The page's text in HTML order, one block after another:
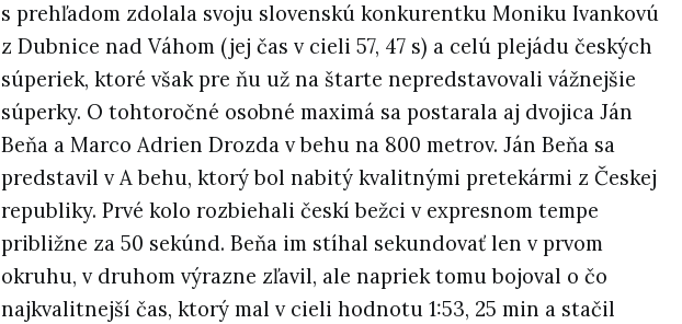
s prehľadom zdolala svoju slovenskú konkurentku Moniku Ivankovú
z Dubnice nad Váhom (jej čas v cieli 57, 47 s) a celú plejádu českých
súperiek, ktoré však pre ňu už na štarte nepredstavovali vážnejšie
súperky. O tohtoročné osobné maximá sa postarala aj dvojica Ján
Beňa a Marco Adrien Drozda v behu na 800 metrov. Ján Beňa sa
predstavil v A behu, ktorý bol nabitý kvalitnými pretekármi z Českej
republiky. Prvé kolo rozbiehali českí bežci v expresnom tempe
približne za 50 sekúnd. Beňa im stíhal sekundovať len v prvom
okruhu, v druhom výrazne zľavil, ale napriek tomu bojoval o čo
najkvalitnejší čas, ktorý mal v cieli hodnotu 1:53, 25 min a stačil